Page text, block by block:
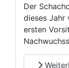
Der
dieses Jahr
ersten